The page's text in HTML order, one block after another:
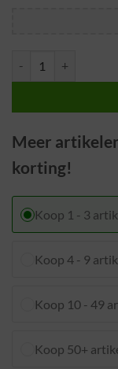
Meer
korting!
Koop 1 - 3
Koop 4 - 9
Koop 10 - 49
Koop 50+